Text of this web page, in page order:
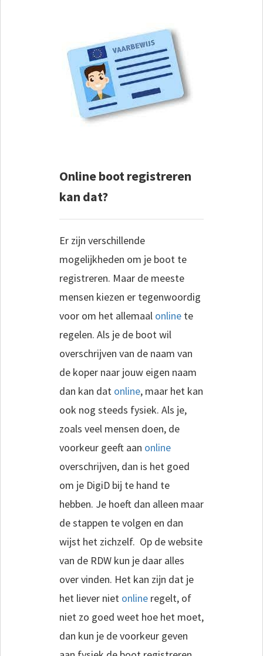
Online boot registreren
kan dat?
Er zijn verschillende
mogelijkheden om je boot te
registreren. Maar de meeste
mensen kiezen er tegenwoordig
voor om het allemaal online te
regelen. Als je de boot wil
overschrijven van de naam van
de koper naar jouw eigen naam
dan kan dat online, maar het kan
ook nog steeds fysiek. Als je,
zoals veel mensen doen, de
voorkeur geeft aan online
overschrijven, dan is het goed
om je DigiD bij te hand te
hebben. Je hoeft dan alleen maar
de stappen te volgen en dan
wijst het zichzelf. Op de website
van de RDW kun je daar alles
over vinden. Het kan zijn dat je
het liever niet online regelt, of
niet zo goed weet hoe het moet,
dan kun je de voorkeur geven